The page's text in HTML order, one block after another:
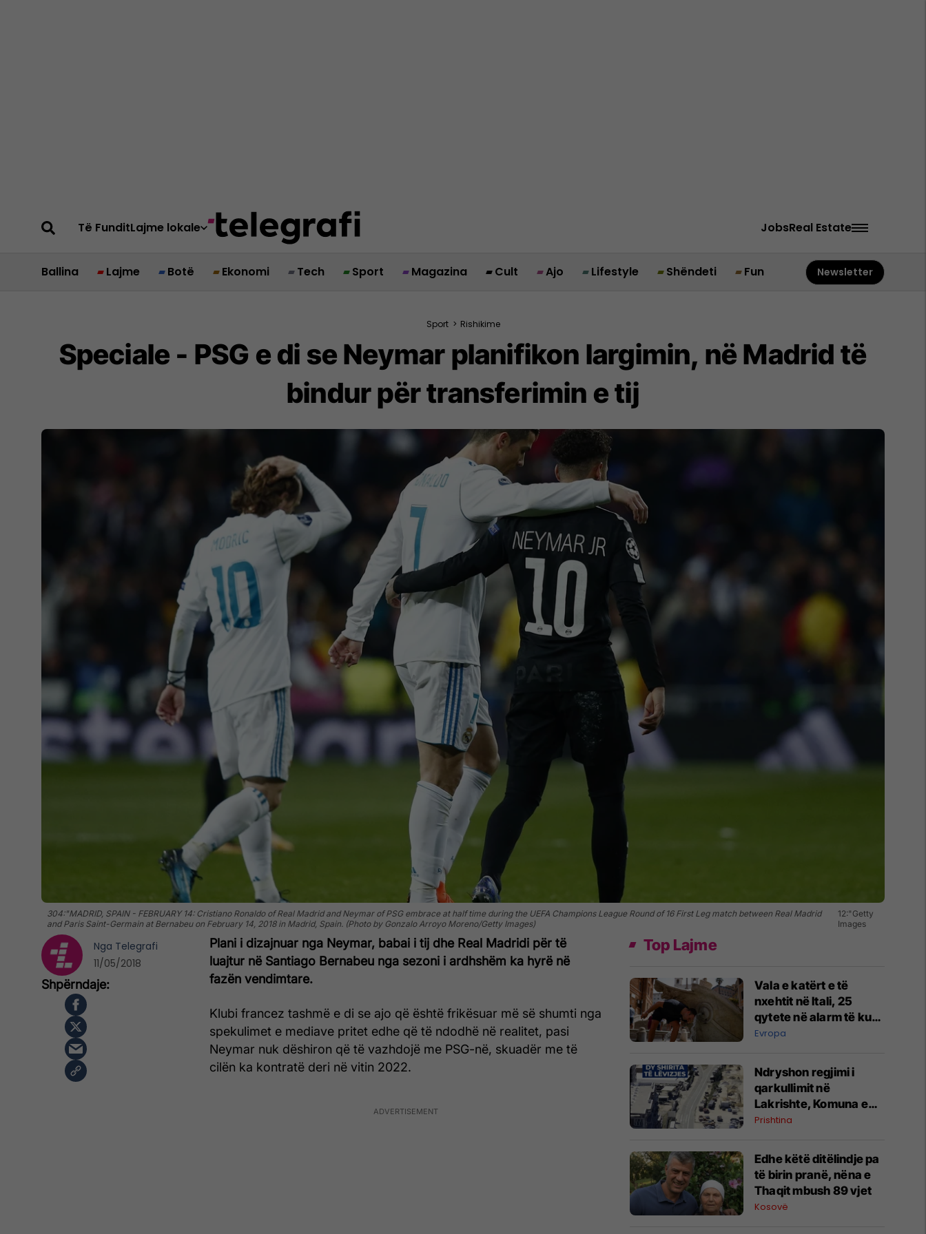
Të FunditLajme lokale JobsReal Estate
Ballina Lajme Botë Ekonomi Tech Sport Magazina Cult Ajo Lifestyle Shëndeti Fun Newsletter
Sport > Rishikime
Speciale - PSG e di se Neymar planifikon largimin, në Madrid të
bindur për transferimin e tij
304:"MADRID, SPAIN - FEBRUARY 14: Cristiano Ronaldo of Real Madrid and Neymar of PSG embrace at half time during the UEFA Champions League Round of 16 First Leg match between Real Madrid
and Paris Saint-Germain at Bernabeu on February 14, 2018 in Madrid, Spain. (Photo by Gonzalo Arroyo Moreno/Getty Images)
12:"Getty
Images
Plani i dizajnuar nga Neymar, babai i tij dhe Real Madridi për të
luajtur në Santiago Bernabeu nga sezoni i ardhshëm ka hyrë në
fazën vendimtare.
Klubi francez tashmë e di se ajo që është frikësuar më së shumti nga
spekulimet e mediave pritet edhe që të ndodhë në realitet, pasi
Neymar nuk dëshiron që të vazhdojë me PSG-në, skuadër me të
cilën ka kontratë deri në vitin 2022.
Nga Telegrafi
11/05/2018
Top Lajme
Vala e katërt e të
nxehtit në Itali, 25
qytete në alarm të kuq
- probleme me
Evropa
Ndryshon regjimi i
qarkullimit në
Lakrishte, Komuna e
Prishtinës ofron
Prishtina
Edhe këtë ditëlindje pa
të birin pranë, nëna e
Thaqit mbush 89 vjet
Kosovë